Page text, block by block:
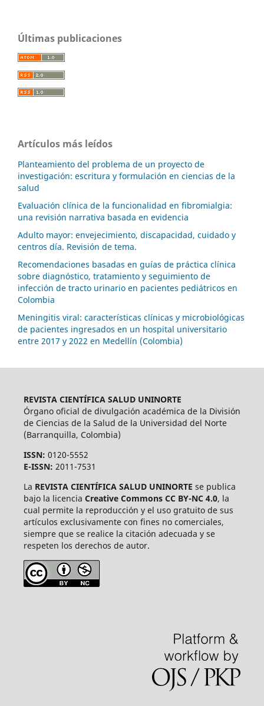
Últimas publicaciones
Artículos más leídos
Planteamiento del problema de un proyecto de
investigación: escritura y formulación en ciencias de la
salud
Evaluación clínica de la funcionalidad en fibromialgia:
una revisión narrativa basada en evidencia
Adulto mayor: envejecimiento, discapacidad, cuidado y
centros día. Revisión de tema.
Recomendaciones basadas en guías de práctica clínica
sobre diagnóstico, tratamiento y seguimiento de
infección de tracto urinario en pacientes pediátricos en
Colombia
Meningitis viral: características clínicas y microbiológicas
de pacientes ingresados en un hospital universitario
entre 2017 y 2022 en Medellín (Colombia)
REVISTA CIENTÍFICA SALUD UNINORTE
Órgano oficial de divulgación académica de la División
de Ciencias de la Salud de la Universidad del Norte
(Barranquilla, Colombia)
ISSN: 0120-5552
E-ISSN: 2011-7531
La REVISTA CIENTÍFICA SALUD UNINORTE se publica
bajo la licencia Creative Commons CC BY-NC 4.0, la
cual permite la reproducción y el uso gratuito de sus
artículos exclusivamente con fines no comerciales,
siempre que se realice la citación adecuada y se
respeten los derechos de autor.